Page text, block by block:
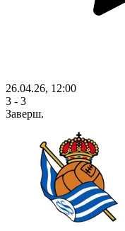
26.04.26, 12:00
3 - 3
Заверш.